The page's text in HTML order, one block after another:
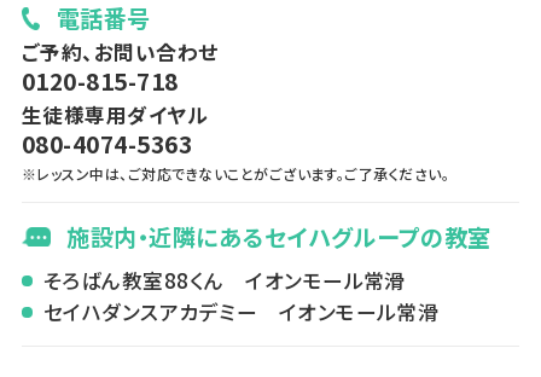
電話番号
ご予約、お問い合わせ
0120-815-718
生徒様専用ダイヤル
080-4074-5363
※レッスン中は、ご対応できないことがございます。ご了承ください。
施設内・近隣にあるセイハグループの教室
そろばん教室88くん イオンモール常滑
セイハダンスアカデミー イオンモール常滑